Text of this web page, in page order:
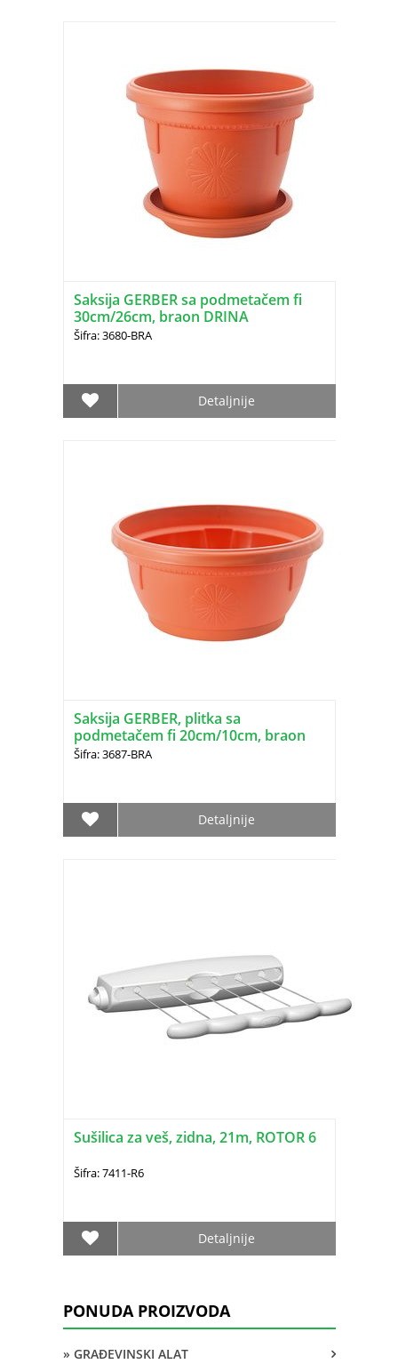
Saksija GERBER sa podmetačem fi
30cm/26cm, braon DRINA
Šifra: 3680-BRA
Detaljnije
Saksija GERBER, plitka sa
podmetačem fi 20cm/10cm, braon
DRINA
Šifra: 3687-BRA
Detaljnije
Sušilica za veš, zidna, 21m, ROTOR 6
Šifra: 7411-R6
Detaljnije
PONUDA PROIZVODA
» GRAĐEVINSKI ALAT